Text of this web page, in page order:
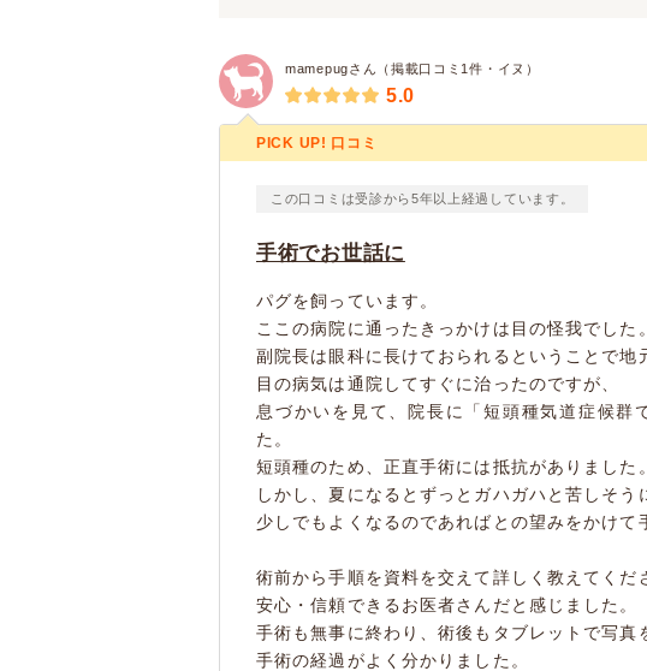
mamepugさん（掲載口コミ1件・イヌ）
5.0
PICK UP! 口コミ
この口コミは受診から5年以上経過しています。
手術でお世話に
パグを飼っています。
ここの病院に通ったきっかけは目の怪我でした。
副院長は眼科に長けておられるということで地
目の病気は通院してすぐに治ったのですが、
息づかいを見て、院長に「短頭種気道症候群
た。
短頭種のため、正直手術には抵抗がありました。
しかし、夏になるとずっとガハガハと苦しそう
少しでもよくなるのであればとの望みをかけて
術前から手順を資料を交えて詳しく教えてくだ
安心・信頼できるお医者さんだと感じました。
手術も無事に終わり、術後もタブレットで写真
手術の経過がよく分かりました。